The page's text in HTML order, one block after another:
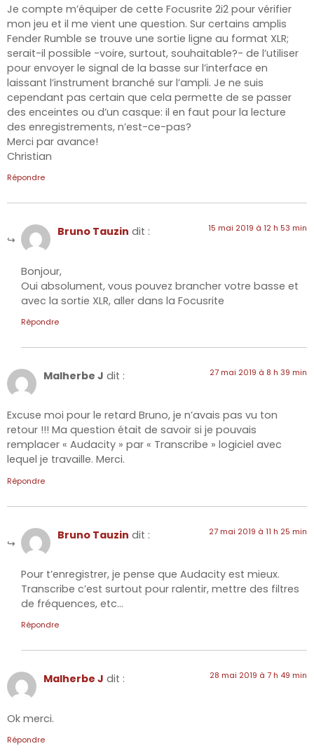
Je compte m’équiper de cette Focusrite 2i2 pour vérifier
mon jeu et il me vient une question. Sur certains amplis
Fender Rumble se trouve une sortie ligne au format XLR;
serait-il possible -voire, surtout, souhaitable?- de l’utiliser
pour envoyer le signal de la basse sur l’interface en
laissant l’instrument branché sur l’ampli. Je ne suis
cependant pas certain que cela permette de se passer
des enceintes ou d’un casque: il en faut pour la lecture
des enregistrements, n’est-ce-pas?
Merci par avance!
Christian
Répondre
Bruno Tauzin dit : 15 mai 2019 à 12 h 53 min
Bonjour,
Oui absolument, vous pouvez brancher votre basse et
avec la sortie XLR, aller dans la Focusrite
Répondre
Malherbe J dit : 27 mai 2019 à 8 h 39 min
Excuse moi pour le retard Bruno, je n’avais pas vu ton
retour !!! Ma question était de savoir si je pouvais
remplacer « Audacity » par « Transcribe » logiciel avec
lequel je travaille. Merci.
Répondre
Bruno Tauzin dit : 27 mai 2019 à 11 h 25 min
Pour t’enregistrer, je pense que Audacity est mieux.
Transcribe c’est surtout pour ralentir, mettre des filtres
de fréquences, etc…
Répondre
Malherbe J dit : 28 mai 2019 à 7 h 49 min
Ok merci.
Répondre